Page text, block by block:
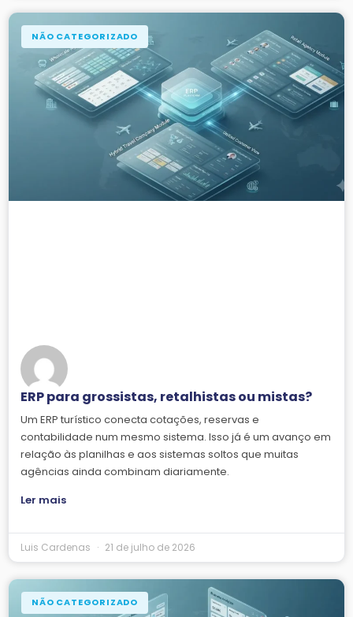
NÃO CATEGORIZADO
ERP para grossistas, retalhistas ou mistas?
Um ERP turístico conecta cotações, reservas e
contabilidade num mesmo sistema. Isso já é um avanço em
relação às planilhas e aos sistemas soltos que muitas
agências ainda combinam diariamente.
Ler mais
Luis Cardenas 21 de julho de 2026
NÃO CATEGORIZADO